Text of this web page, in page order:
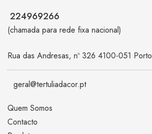
224969266
(chamada para rede fixa nacional)
Rua das Andresas, nº 326 4100-051 Porto
geral@tertuliadacor.pt
Quem Somos
Contacto